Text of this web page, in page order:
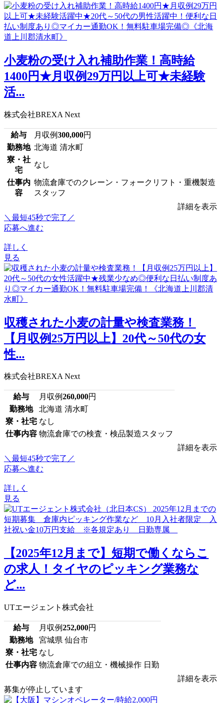
小麦粉の受け入れ補助作業！高時給
1400円★月収例29万円以上可★未経験
活...
株式会社BREXA Next
給与 月収例300,000円
勤務地 北海道 清水町
寮・社
宅
なし
仕事内
容
物流倉庫でのクレーン・フォークリフト・重機製造
スタッフ
詳細を表示
＼最短45秒で完了／
応募へ進む
詳しく
見る
収穫された小麦の計量や検査業務！
【月収例25万円以上】20代～50代の女
性...
株式会社BREXA Next
給与 月収例260,000円
勤務地
北海道 清水町
寮・社宅 なし
仕事内容 物流倉庫での検査・検品製造スタッフ
詳細を表示
＼最短45秒で完了／
応募へ進む
詳しく
見る
【2025年12月まで】短期で働くならこ
の求人！タイヤのピッキング業務な
ど...
UTエージェント株式会社
給与 月収例252,000円
勤務地
宮城県 仙台市
寮・社宅 なし
仕事内容 物流倉庫での組立・機械操作 日勤
詳細を表示
募集が停止しています